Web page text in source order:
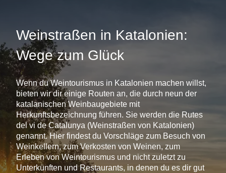
Weinstraßen in Katalonien:
Wege zum Glück
Wenn du Weintourismus in Katalonien machen willst,
bieten wir dir einige Routen an, die durch neun der
katalanischen Weinbaugebiete mit
Herkunftsbezeichnung führen. Sie werden die Rutes
del vi de Catalunya (Weinstraßen von Katalonien)
genannt. Hier findest du Vorschläge zum Besuch von
Weinkellern, zum Verkosten von Weinen, zum
Erleben von Weintourismus und nicht zuletzt zu
Unterkünften und Restaurants, in denen du es dir gut